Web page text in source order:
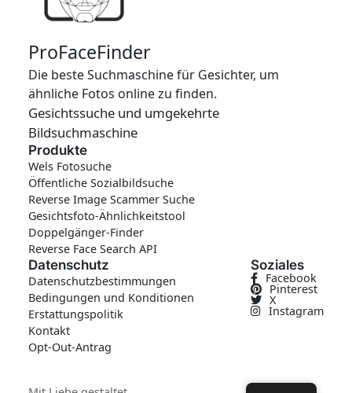
ProFaceFinder
Die beste Suchmaschine für Gesichter, um
ähnliche Fotos online zu finden.
Gesichtssuche und umgekehrte
Bildsuchmaschine
Produkte
Wels Fotosuche
Öffentliche Sozialbildsuche
Reverse Image Scammer Suche
Gesichtsfoto-Ähnlichkeitstool
Doppelgänger-Finder
Reverse Face Search API
Datenschutz
Datenschutzbestimmungen
Bedingungen und Konditionen
Erstattungspolitik
Kontakt
Opt-Out-Antrag
Soziales
Facebook
Pinterest
X
Instagram